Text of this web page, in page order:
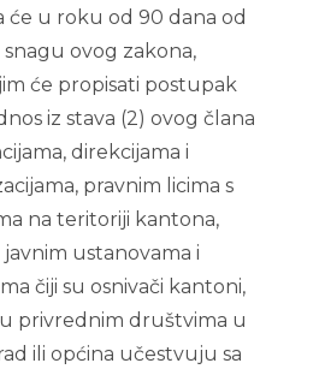
će u roku od 90 dana od
ovog zakona,
će propisati postupak
iz stava (2) ovog člana
direkcijama i
pravnim licima s
na teritoriji kantona,
ustanovama i
čiji su osnivači kantoni,
privrednim društvima u
ili općina učestvuju sa